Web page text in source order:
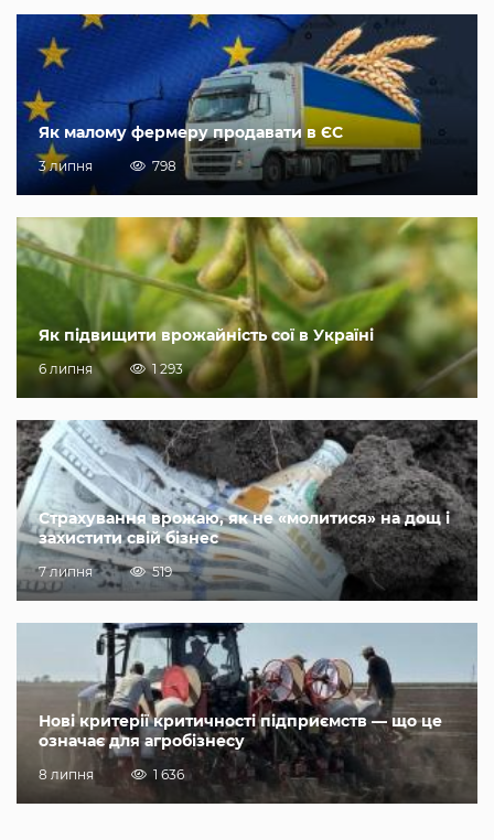
Як малому фермеру продавати в ЄС
3 липня 798
Як підвищити врожайність сої в Україні
6 липня 1 293
Страхування врожаю, як не «молитися» на дощ і
захистити свій бізнес
7 липня 519
Нові критерії критичності підприємств — що це
означає для агробізнесу
8 липня 1 636